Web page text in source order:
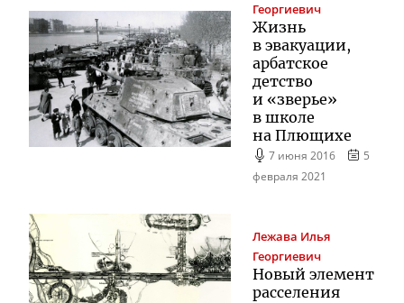
Георгиевич
Жизнь
в эвакуации,
арбатское
детство
и «зверье»
в школе
на Плющихе
7 июня 2016
5
февраля 2021
Лежава Илья
Георгиевич
Новый элемент
расселения